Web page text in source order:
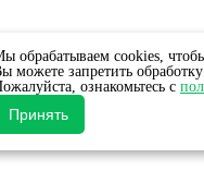
обрабатываем cookies,
можете запретить
ознакомьтесь с
Принять